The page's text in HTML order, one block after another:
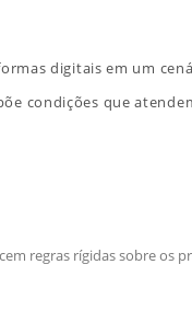
digitais em um
condições que
regras rígidas sobre os